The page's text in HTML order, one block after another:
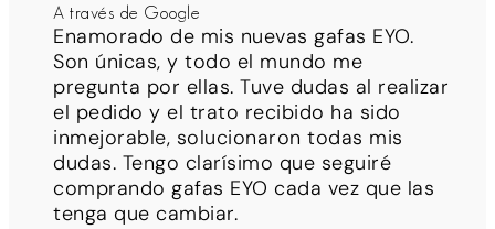
A través de Google
Enamorado de mis nuevas gafas EYO.
Son únicas, y todo el mundo me
pregunta por ellas. Tuve dudas al realizar
el pedido y el trato recibido ha sido
inmejorable, solucionaron todas mis
dudas. Tengo clarísimo que seguiré
comprando gafas EYO cada vez que las
tenga que cambiar.